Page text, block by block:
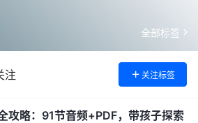
全部标签
注 关注标签
攻略：91节音频+PDF，带孩子探索